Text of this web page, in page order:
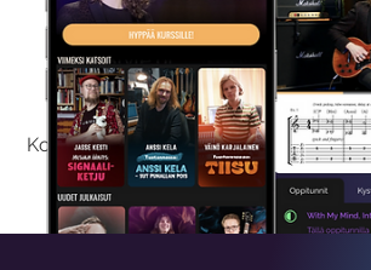
Kokeile Ilmaiseksi
Kokeilemalla ilmaiseksi saat koko
viikon ajaksi.